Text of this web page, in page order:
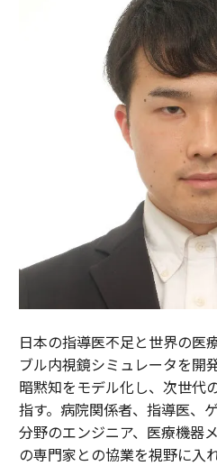
日本の指導医不足と世界の医
ブル内視鏡シミュレータを開
暗黙知をモデル化し、次世代
指す。病院関係者、指導医、
分野のエンジニア、医療機器
の専門家との協業を視野に入れ